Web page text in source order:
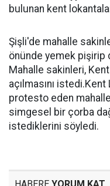
bulunan kent
Şişli'de mahalle
önünde yemek pişirip
Mahalle sakinleri, Kent
açılmasını istedi.Kent
protesto eden
simgesel bir çorba
istediklerini söyledi.